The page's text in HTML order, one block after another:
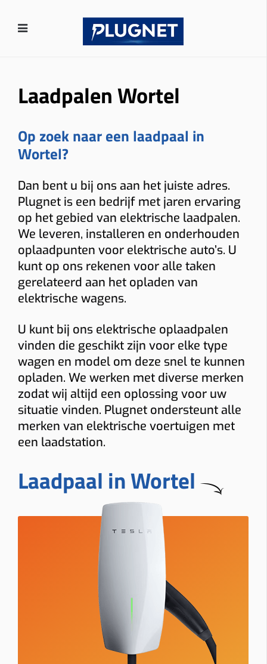
Laadpalen Wortel
Op zoek naar een laadpaal in
Wortel?
Dan bent u bij ons aan het juiste adres.
Plugnet is een bedrijf met jaren ervaring
op het gebied van elektrische laadpalen.
We leveren, installeren en onderhouden
oplaadpunten voor elektrische auto’s. U
kunt op ons rekenen voor alle taken
gerelateerd aan het opladen van
elektrische wagens.
U kunt bij ons elektrische oplaadpalen
vinden die geschikt zijn voor elke type
wagen en model om deze snel te kunnen
opladen. We werken met diverse merken
zodat wij altijd een oplossing voor uw
situatie vinden. Plugnet ondersteunt alle
merken van elektrische voertuigen met
een laadstation.
Laadpaal in Wortel